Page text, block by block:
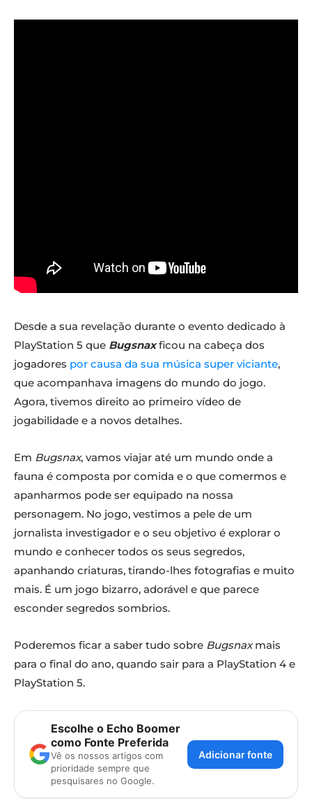
Desde a sua revelação durante o evento dedicado à
PlayStation 5 que Bugsnaxficou na cabeça dos
jogadores por causa da sua música super viciante,
que acompanhava imagens do mundo do jogo.
Agora, tivemos direito ao primeiro vídeo de
jogabilidade e a novos detalhes.
Em Bugsnax, vamos viajar até um mundo onde a
fauna é composta por comida e o que comermos e
apanharmos pode ser equipado na nossa
personagem. No jogo, vestimos a pele de um
jornalista investigador e o seu objetivo é explorar o
mundo e conhecer todos os seus segredos,
apanhando criaturas, tirando-lhes fotografias e muito
mais. É um jogo bizarro, adorável e que parece
esconder segredos sombrios.
Poderemos ficar a saber tudo sobre Bugsnaxmais
para o final do ano, quando sair para a PlayStation 4 e
PlayStation 5.
Escolhe o Echo Boomer
como Fonte Preferida
Vê os nossos artigos com
prioridade sempre que
pesquisares no Google.
Adicionar fonte